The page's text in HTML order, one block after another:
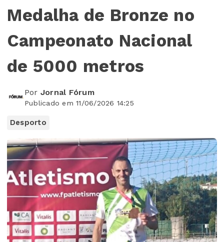
Medalha de Bronze no
Campeonato Nacional
de 5000 metros
Por Jornal Fórum
Publicado em 11/06/2026 14:25
Desporto